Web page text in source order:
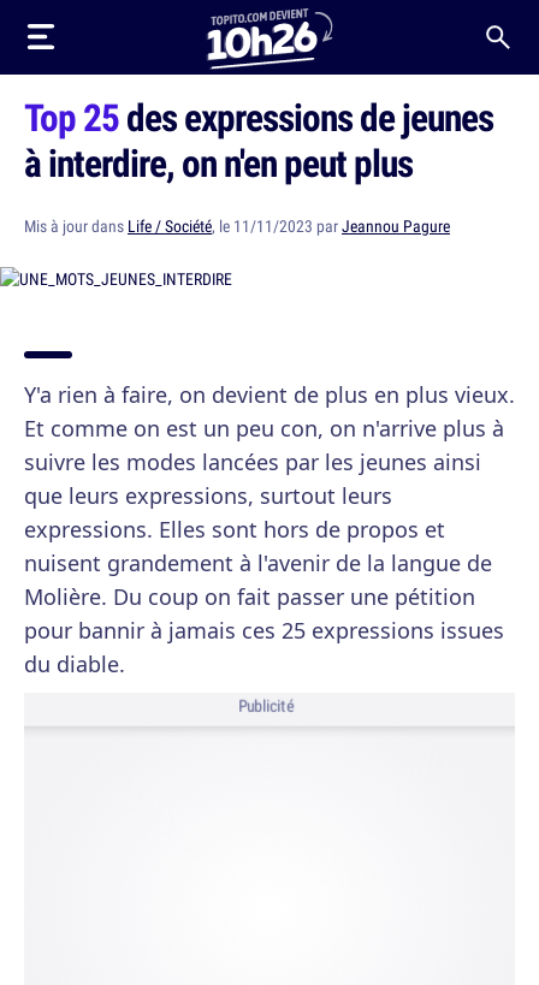
Top 25des expressions de jeunes
à interdire, on n'en peut plus
Mis à jour dans Life / Société, le 11/11/2023 parJeannou Pagure
Y'a rien à faire, on devient de plus en plus vieux.
Et comme on est un peu con, on n'arrive plus à
suivre les modes lancées par les jeunes ainsi
que leurs expressions, surtout leurs
expressions. Elles sont hors de propos et
nuisent grandement à l'avenir de la langue de
Molière. Du coup on fait passer une pétition
pour bannir à jamais ces 25 expressions issues
du diable.
Publicité